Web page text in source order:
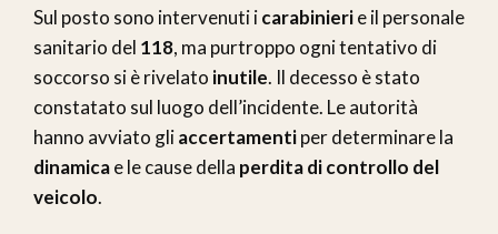
Sul posto sono intervenuti icarabinierie il personale
sanitario del 118, ma purtroppo ogni tentativo di
soccorso si è rivelato inutile. Il decesso è stato
constatato sul luogo dell’incidente. Le autorità
hanno avviato gliaccertamentiper determinare la
dinamicae le cause della perdita di controllo del
veicolo.